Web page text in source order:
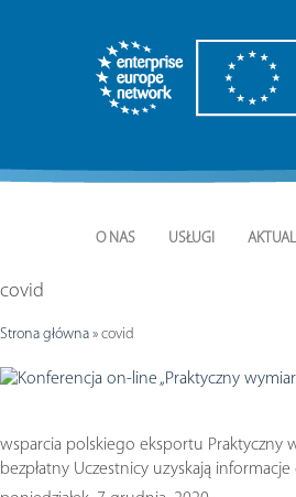
O NAS USŁUGI
covid
Strona główna » covid
wsparcia polskiego eksportu Praktyczny
bezpłatny Uczestnicy uzyskają